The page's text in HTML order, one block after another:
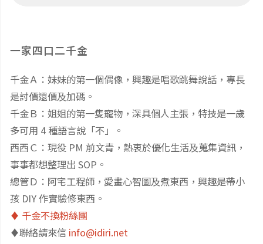
一家四口二千金
千金Ａ：妹妹的第一個偶像，興趣是唱歌跳舞說話，專長
是討價還價及加碼。
千金Ｂ：姐姐的第一隻寵物，深具個人主張，特技是一歲
多可用 4 種語言說「不」。
西西Ｃ：現役 PM 前文青，熱衷於優化生活及蒐集資訊，
事事都想整理出 SOP。
總管Ｄ：阿宅工程師，愛畫心智圖及煮東西，興趣是帶小
孩 DIY 作實驗修東西。
♦️ 千金不換粉絲團
♦️聯絡請來信 info@idiri.net